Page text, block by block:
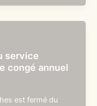
service
congé annuel
est fermé du